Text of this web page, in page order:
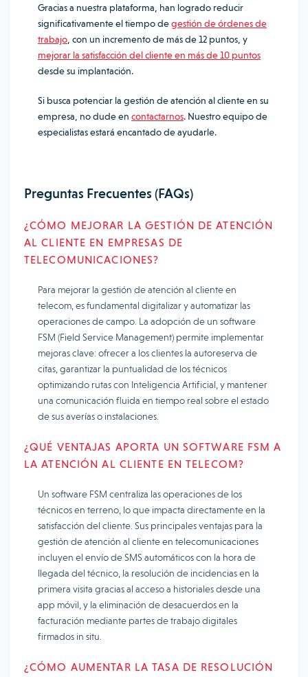
Gracias a nuestra plataforma, han logrado reducir
significativamente el tiempo degestión de órdenes de
trabajo , con un incremento de más de 12 puntos, y
mejorar la satisfacción del cliente en más de 10 puntos
desde su implantación.
Si busca potenciar la gestión de atención al cliente en su
empresa, no dude en contactarnos. Nuestro equipo de
especialistas estará encantado de ayudarle.
Preguntas Frecuentes (FAQs)
¿CÓMO MEJORAR LA GESTIÓN DE ATENCIÓN
AL CLIENTE EN EMPRESAS DE
TELECOMUNICACIONES?
Para mejorar la gestión de atención al cliente en
telecom, es fundamental digitalizar y automatizar las
operaciones de campo. La adopción de un software
FSM (Field Service Management) permite implementar
mejoras clave: ofrecer a los clientes la autoreserva de
citas, garantizar la puntualidad de los técnicos
optimizando rutas con Inteligencia Artificial, y mantener
una comunicación fluida en tiempo real sobre el estado
de sus averías o instalaciones.
¿QUÉ VENTAJAS APORTA UN SOFTWARE FSM A
LA ATENCIÓN AL CLIENTE EN TELECOM?
Un software FSM centraliza las operaciones de los
técnicos en terreno, lo que impacta directamente en la
satisfacción del cliente. Sus principales ventajas para la
gestión de atención al cliente en telecomunicaciones
incluyen el envío de SMS automáticos con la hora de
llegada del técnico, la resolución de incidencias en la
primera visita gracias al acceso a historiales desde una
app móvil, y la eliminación de desacuerdos en la
facturación mediante partes de trabajo digitales
firmados in situ.
¿CÓMO AUMENTAR LA TASA DE RESOLUCIÓN